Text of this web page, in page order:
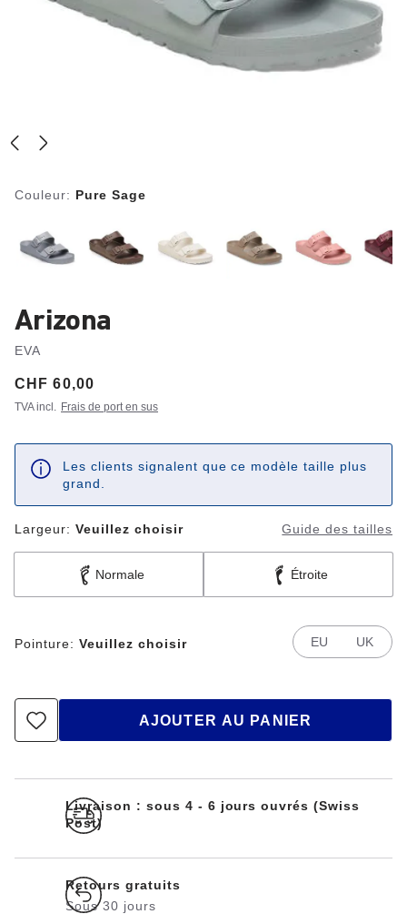
Couleur: Pure Sage
Arizona
EVA
Price:
CHF 60,00
TVA incl. Frais de port en sus
Les clients signalent que ce modèle taille plus
grand.
Largeur: Veuillez choisir Guide des tailles
Normale Étroite
Pointure: Veuillez choisir EU UK
AJOUTER AU PANIER
Livraison : sous 4 - 6 jours ouvrés (Swiss
Post)
Retours gratuits
Sous 30 jours